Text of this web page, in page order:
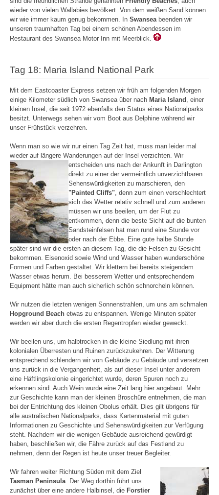
wieder von vielen Wallabies bevölkert. Von dem weißen Sand können
wir wie immer kaum genug bekommen. In Swanseabeenden wir
unseren traumhaften Tag bei einem schönen Abendessen im
Restaurant des Swansea Motor Inn mit Meerblick.
Tag 18: Maria Island National Park
Mit dem Eastcoaster Express setzen wir früh am folgenden Morgen
einige Kilometer südlich von Swansea über nach Maria Island
, einer
kleinen Insel, die seit 1972 ebenfalls den Status eines Nationalparks
besitzt. Unterwegs sehen wir vom Boot aus Delphine während wir
unser Frühstück verzehren.
Wenn man so wie wir nur einen Tag Zeit hat, muss man leider mal
wieder auf längere Wanderungen auf der Insel verzichten. Wir
entscheiden uns nach der Ankunft in Darlington
direkt zu einer der vermeintlich unverzichtbaren
Sehenswürdigkeiten zu marschieren, den
"Painted Cliffs" , denn zum einen verschlechtert
sich das Wetter relativ schnell und zum anderen
müssen wir uns beeilen, um der Flut zu
entkommen, denn die beste Sicht auf die bunten
Sandsteinfelsen hat man rund eine Stunde vor
oder nach der Ebbe. Eine gute halbe Stunde
später sind wir die ersten an diesem Tag, die die Felsen zu Gesicht
bekommen. Eisenoxid sowie Wind und Wasser haben wunderschöne
Formen und Farben gestaltet. Wir klettern bei bereits steigendem
Wasser etwas herum. Bei besserem Wetter und entsprechendem
Equipment hätte man auch sicherlich schön schnorcheln können.
Wir nutzen die letzten wenigen Sonnenstrahlen, um uns am schmalen
Hopground Beach etwas zu entspannen. Wenige Minuten später
werden wir aber durch die ersten Regentropfen wieder geweckt.
Wir beeilen uns, um halbtrocken in die kleine Siedlung mit ihren
kolonialen Überresten und Ruinen zurückzukehren. Der Witterung
entsprechend schlendern wir von Gebäude zu Gebäude und versetzen
uns zurück in die Vergangenheit, als auf dieser Insel unter anderem
eine Häftlingskolonie eingerichtet wurde, deren Spuren noch zu
erkennen sind. Auch Wein wurde eine Zeit lang hier angebaut. Mehr
zur Geschichte kann man der kleinen Broschüre entnehmen, die man
bei der Entrichtung des kleinen Obolus erhält. Dies gilt übrigens für
alle australischen Nationalparks, dass Kartenmaterial mit guten
Informationen zu Geschichte und Sehenswürdigkeiten zur Verfügung
steht. Nachdem wir die wenigen Gebäude ausreichend gewürdigt
haben, beschließen wir, die Fähre zurück auf das Festland zu
nehmen, denn der Regen ist heute unser treuer Begleiter.
Wir fahren weiter Richtung Süden mit dem Ziel
Tasman Peninsula. Der Weg dorthin führt uns
zunächst über eine andere Halbinsel, die Forstier